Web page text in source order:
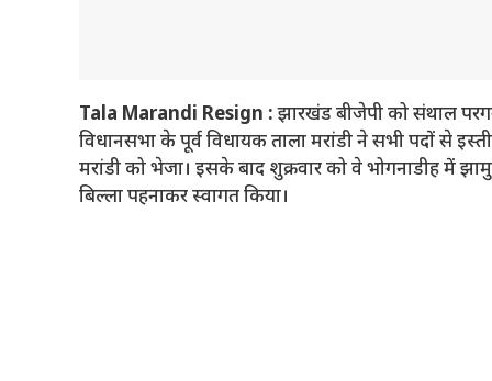
Tala Marandi Resign :झारखंड बीजेपी को संथाल
विधानसभा के पूर्व विधायक ताला मरांडी ने सभी पदों से
मरांडी को भेजा। इसके बाद शुक्रवार को वे भोगनाडीह में
बिल्ला पहनाकर स्वागत किया।